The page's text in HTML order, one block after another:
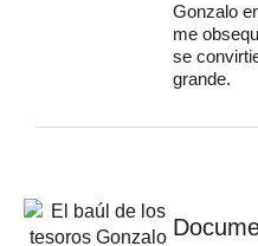
Gonzalo
me
se
grande.